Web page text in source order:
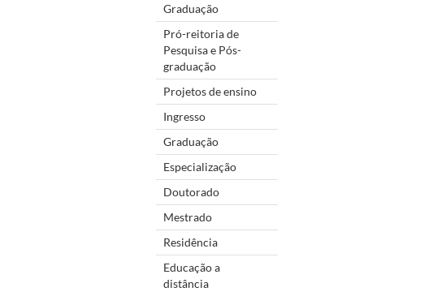
Graduação
Pró-reitoria de
Pesquisa e Pós-
graduação
Projetos de ensino
Ingresso
Graduação
Especialização
Doutorado
Mestrado
Residência
Educação a
distância